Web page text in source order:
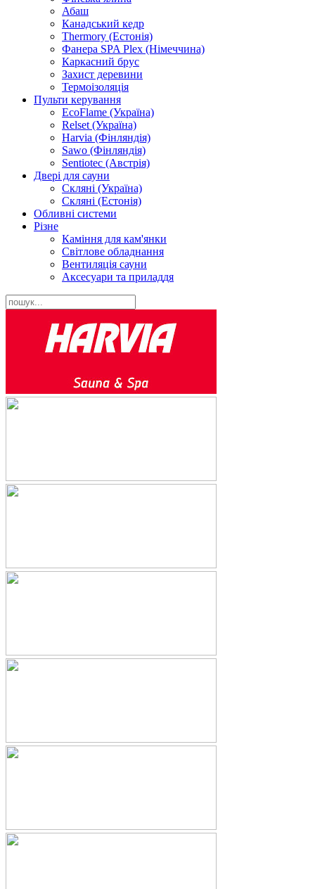
Абаш
Канадський кедр
Thermory (Естонія)
Фанера SPA Plex (Німеччина)
Каркасний брус
Захист деревини
Термоізоляція
Пульти керування
EcoFlame (Україна)
Relset (Україна)
Harvia (Фінляндія)
Sawo (Фінляндія)
Sentiotec (Австрія)
Двері для сауни
Скляні (Україна)
Скляні (Естонія)
Обливні системи
Різне
Каміння для кам'янки
Світлове обладнання
Вентиляція сауни
Аксесуари та приладдя